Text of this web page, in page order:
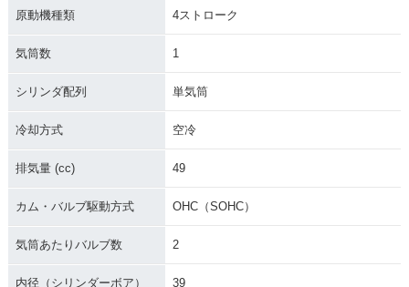
原動機種類 4ストローク
気筒数 1
シリンダ配列 単気筒
冷却方式 空冷
排気量 (cc) 49
カム・バルブ駆動方式 OHC（SOHC）
気筒あたりバルブ数 2
内径（シリンダーボア） 39